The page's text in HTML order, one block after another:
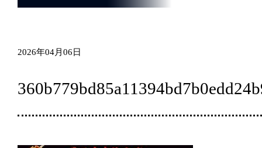
2026年04月06日